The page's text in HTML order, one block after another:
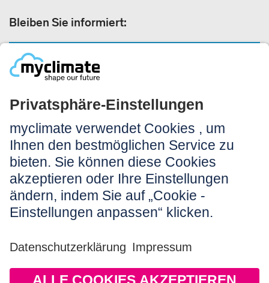
Bleiben Sie informiert:
Rechtliches:
Impressum
Nutzungshinweis
AGB
Datenschutz
Barrierefreiheit